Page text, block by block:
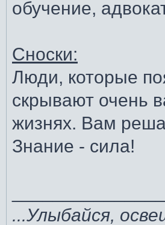
обучение,
Сноски:
Люди, которые
скрывают очень
жизнях. Вам
Знание - сила!
...Улыбайся,